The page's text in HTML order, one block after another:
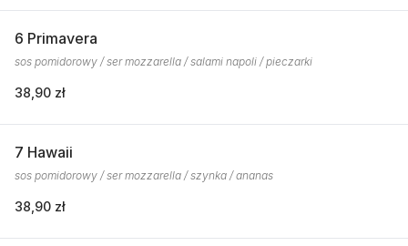
6 Primavera
sos pomidorowy / ser mozzarella / salami napoli / pieczarki
38,90 zł
7 Hawaii
sos pomidorowy / ser mozzarella / szynka / ananas
38,90 zł